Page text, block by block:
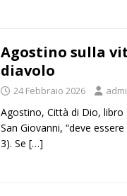
Agostino sulla
diavolo
24 Febbraio 2026
Agostino, Città di Dio, libro
San Giovanni, “deve
3). Se […]